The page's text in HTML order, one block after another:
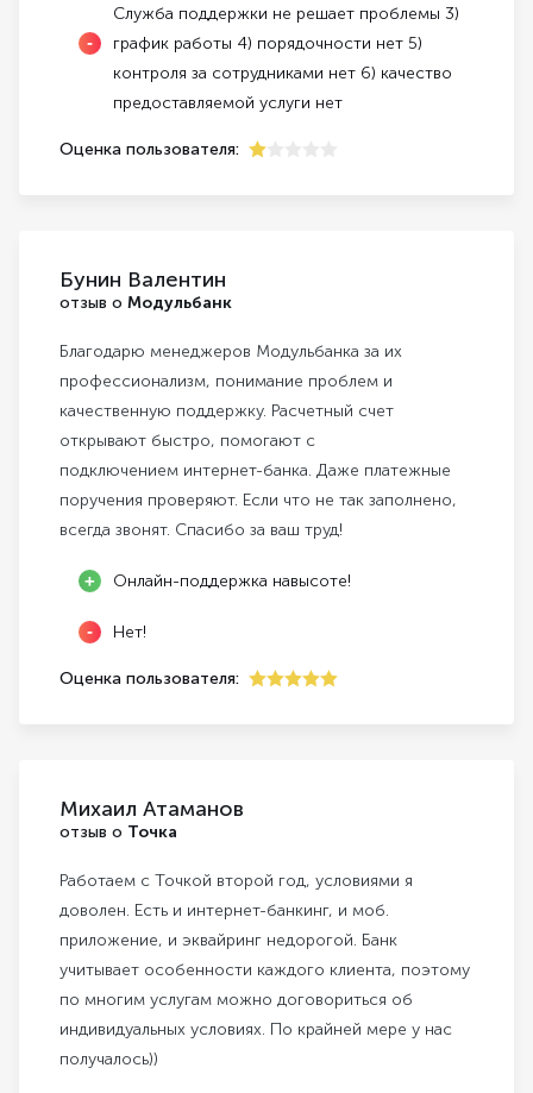
Служба поддержки не решает проблемы 3)
график работы 4) порядочности нет 5)
контроля за сотрудниками нет 6) качество
предоставляемой услуги нет
Оценка пользователя:
Бунин Валентин
отзыв о Модульбанк
Благодарю менеджеров Модульбанка за их
профессионализм, понимание проблем и
качественную поддержку. Расчетный счет
открывают быстро, помогают с
подключением интернет-банка. Даже платежные
поручения проверяют. Если что не так заполнено,
всегда звонят. Спасибо за ваш труд!
Онлайн-поддержка навысоте!
Нет!
Оценка пользователя:
Михаил Атаманов
отзыв о Точка
Работаем с Точкой второй год, условиями я
доволен. Есть и интернет-банкинг, и моб.
приложение, и эквайринг недорогой. Банк
учитывает особенности каждого клиента, поэтому
по многим услугам можно договориться об
индивидуальных условиях. По крайней мере у нас
получалось))